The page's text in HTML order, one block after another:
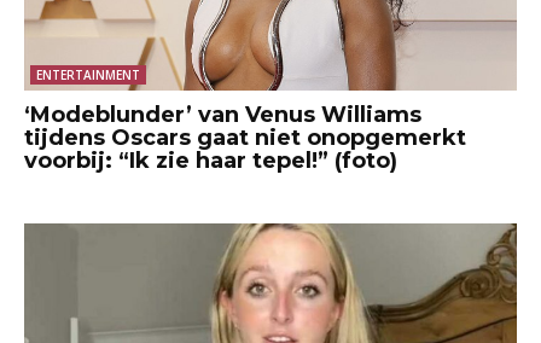
ENTERTAINMENT
‘Modeblunder’ van Venus Williams
tijdens Oscars gaat niet onopgemerkt
voorbij: “Ik zie haar tepel!” (foto)